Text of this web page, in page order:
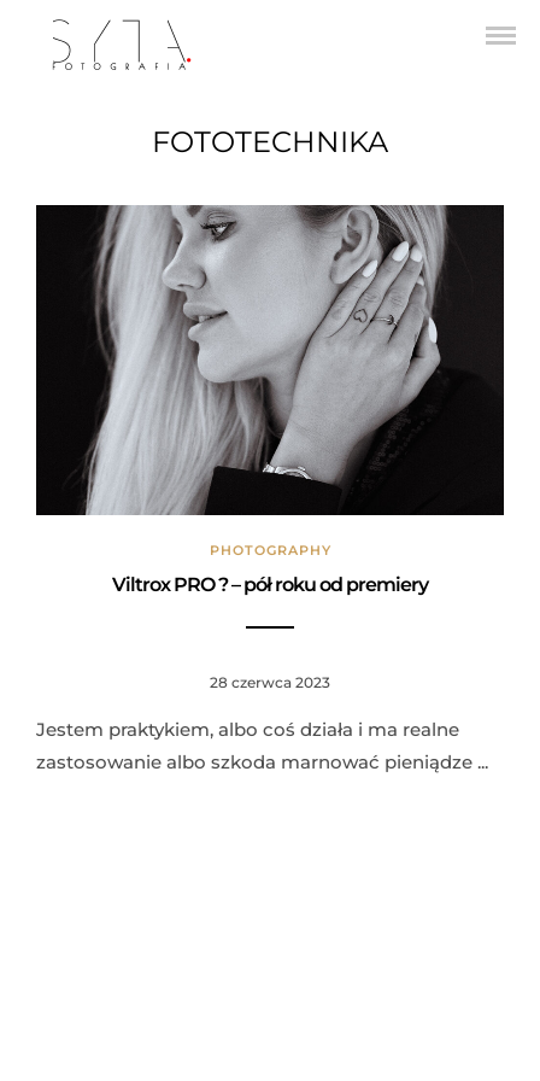
FOTOTECHNIKA
PHOTOGRAPHY
Viltrox PRO ? – pół roku od premiery
28 czerwca 2023
Jestem praktykiem, albo coś działa i ma realne
zastosowanie albo szkoda marnować pieniądze ...